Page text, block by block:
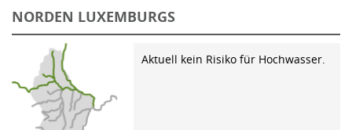
NORDEN LUXEMBURGS
Aktuell kein Risiko für Hochwasser.